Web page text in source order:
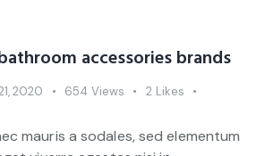
accessories brands
2020 654 Views 2 Likes
mauris a sodales, sed elementum